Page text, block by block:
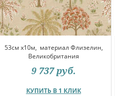
53см x10м, материал Флизелин,
Великобритания
КУПИТЬ В 1 КЛИК
9 737 руб.